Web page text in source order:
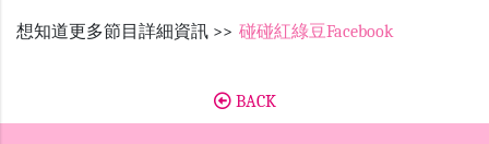
想知道更多節目詳細資訊 >> 碰碰紅綠豆Facebook
BACK